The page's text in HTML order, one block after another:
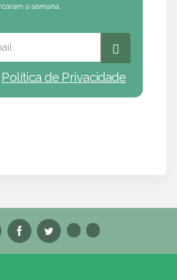
Política de Privacidade